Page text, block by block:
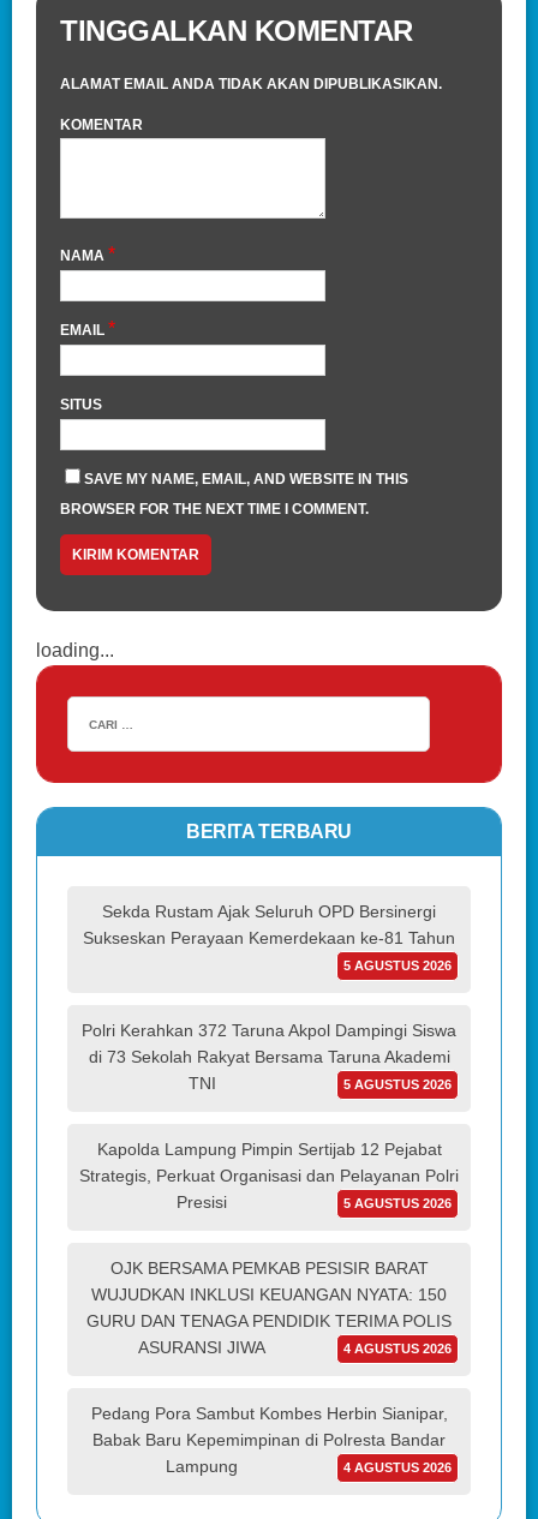
TINGGALKAN KOMENTAR
ALAMAT EMAIL ANDA TIDAK AKAN DIPUBLIKASIKAN.
KOMENTAR
NAMA *
EMAIL *
SITUS
SAVE MY NAME, EMAIL, AND WEBSITE IN THIS
BROWSER FOR THE NEXT TIME I COMMENT.
loading...
BERITA TERBARU
Sekda Rustam Ajak Seluruh OPD Bersinergi
Sukseskan Perayaan Kemerdekaan ke-81 Tahun
5 AGUSTUS 2026
Polri Kerahkan 372 Taruna Akpol Dampingi Siswa
di 73 Sekolah Rakyat Bersama Taruna Akademi
TNI
5 AGUSTUS 2026
Kapolda Lampung Pimpin Sertijab 12 Pejabat
Strategis, Perkuat Organisasi dan Pelayanan Polri
Presisi
5 AGUSTUS 2026
OJK BERSAMA PEMKAB PESISIR BARAT
WUJUDKAN INKLUSI KEUANGAN NYATA: 150
GURU DAN TENAGA PENDIDIK TERIMA POLIS
ASURANSI JIWA
4 AGUSTUS 2026
Pedang Pora Sambut Kombes Herbin Sianipar,
Babak Baru Kepemimpinan di Polresta Bandar
Lampung
4 AGUSTUS 2026